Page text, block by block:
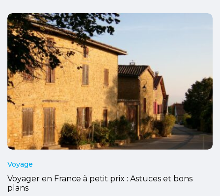
Voyage
Voyager en France à petit prix : Astuces et bons
plans